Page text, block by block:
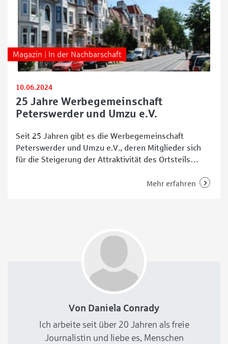
Magazin | In der Nachbarschaft
10.06.2024
25 Jahre Werbegemeinschaft
Peterswerder und Umzu e.V.
Seit 25 Jahren gibt es die Werbegemeinschaft
Peterswerder und Umzu e.V., deren Mitglieder sich
für die Steigerung der Attraktivität des Ortsteils
Peterswerder. „Sie sollen sich hier wohlfühlen“, sagt
Mehr erfahren
Von Daniela Conrady
Ich arbeite seit über 20 Jahren als freie
Journalistin und liebe es, Menschen